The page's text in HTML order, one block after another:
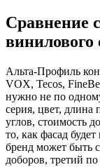
Сравнение
винилового
Альта-Профиль
VOX, Tecos,
нужно не по
серия, цвет, длина
углов, стоимость
то, как фасад
бренд может быть
доборов, третий